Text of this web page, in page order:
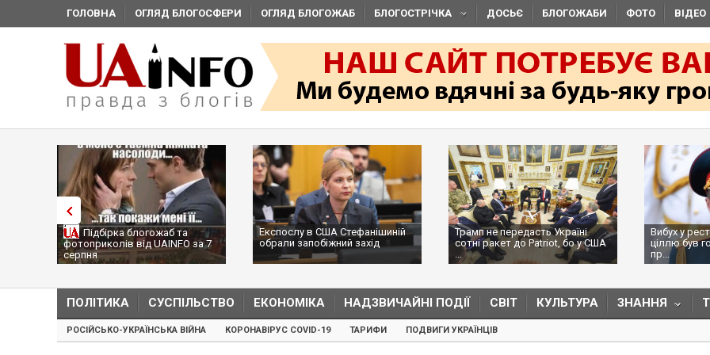
ГОЛОВНА ОГЛЯД БЛОГОСФЕРИ ОГЛЯД БЛОГОЖАБ БЛОГОСТРІЧКА ДОСЬЄ БЛОГОЖАБИ ФОТО ВІДЕО
Підбірка блогожаб та
фотоприколів від UAINFO за 7
серпня
Експослу в США Стефанішиній
обрали запобіжний захід
Трамп не передасть Україні
сотні ракет до Patriot, бо у США
...
Вибух у
ціллю був
пр...
ПОЛІТИКА СУСПІЛЬСТВО ЕКОНОМІКА НАДЗВИЧАЙНІ ПОДІЇ СВІТ КУЛЬТУРА ЗНАННЯ
РОСІЙСЬКО-УКРАЇНСЬКА ВІЙНА КОРОНАВІРУС COVID-19 ТАРИФИ ПОДВИГИ УКРАЇНЦІВ